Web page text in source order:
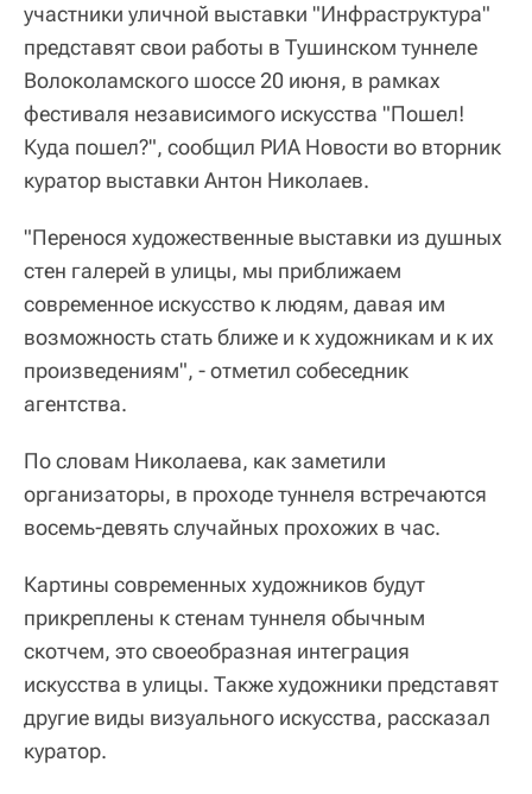
участники уличной выставки "Инфраструктура"
представят свои работы в Тушинском туннеле
Волоколамского шоссе 20 июня, в рамках
фестиваля независимого искусства "Пошел!
Куда пошел?", сообщил РИА Новости во вторник
куратор выставки Антон Николаев.
"Перенося художественные выставки из душных
стен галерей в улицы, мы приближаем
современное искусство к людям, давая им
возможность стать ближе и к художникам и к их
произведениям", - отметил собеседник
агентства.
По словам Николаева, как заметили
организаторы, в проходе туннеля встречаются
восемь-девять случайных прохожих в час.
Картины современных художников будут
прикреплены к стенам туннеля обычным
скотчем, это своеобразная интеграция
искусства в улицы. Также художники представят
другие виды визуального искусства, рассказал
куратор.